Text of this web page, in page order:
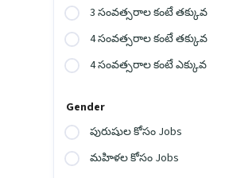
3 సంవత్సరాల కంటే తక్కువ
4 సంవత్సరాల కంటే తక్కువ
4 సంవత్సరాల కంటే ఎక్కువ
Gender
పురుషుల కోసం Jobs
మహిళల కోసం Jobs